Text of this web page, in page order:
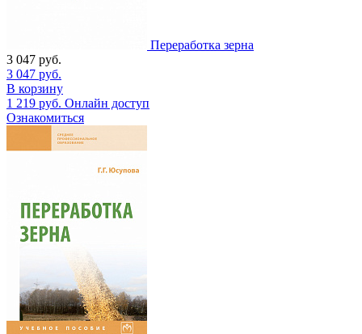
Переработка зерна
3 047 руб.
3 047 руб.
В корзину
1 219 руб. Онлайн доступ
Ознакомиться